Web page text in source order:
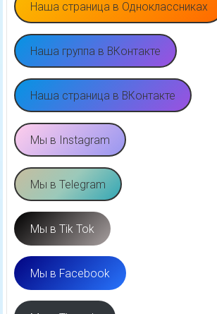
Наша страница в Одноклассниках
Наша группа в ВКонтакте
Наша страница в ВКонтакте
Мы в Instagram
Мы в Telegram
Мы в Tik Tok
Мы в Facebook